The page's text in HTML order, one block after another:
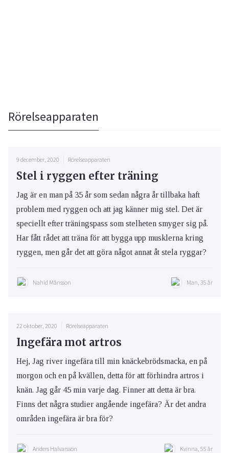
Rörelseapparaten
9 december, 2020 Rörelseapparaten
Stel i ryggen efter träning
Jag är en man på 35 år som sedan några år tillbaka haft
problem med ryggen och att jag känner mig stel. Det är
speciellt efter träningspass som stelheten smyger sig på.
Har fått rådet att träna för att bygga upp musklerna kring
ryggen, men går det att göra något annat åt stela ryggar?
Nahid Månsson Man, 35 år
22 oktober, 2020 Rörelseapparaten
Ingefära mot artros
Hej, Jag river ingefära till min knäckebrödsmacka, en på
morgon och en på kvällen, detta för att förhindra artros i
knän. Jag går 45 min varje dag. Finner att detta är bra.
Finns det några studier angående ingefära? Är det andra
områden ingefära är bra för?
Anders Halvarsson Kvinna, 55 år